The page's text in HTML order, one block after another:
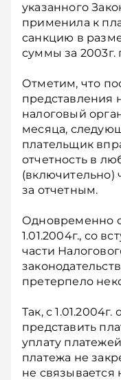
указанного
применила к
санкцию в
суммы за 2003г.
Отметим, что
представления
налоговый
месяца,
плательщик
отчетность в
(включительно)
за отчетным.
Одновременно
1.01.2004г., со
части
претерпело
Так, с
представить
уплату
платежа не
не